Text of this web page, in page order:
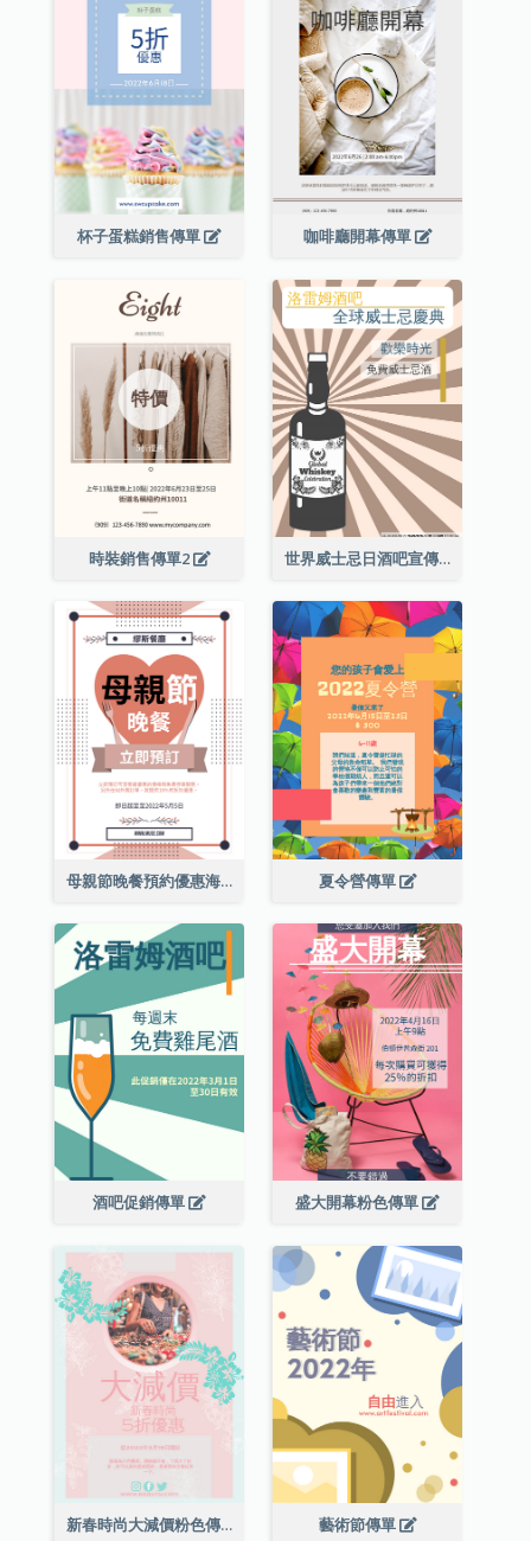
杯子蛋糕銷售傳單 咖啡廳開幕傳單
時裝銷售傳單2 世界威士忌日酒吧宣傳傳單
母親節晚餐預約優惠海報 夏令營傳單
酒吧促銷傳單 盛大開幕粉色傳單
新春時尚大減價粉色傳單 藝術節傳單